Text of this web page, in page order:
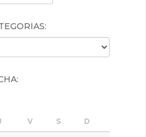
V S D